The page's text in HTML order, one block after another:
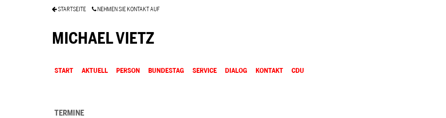
STARTSEITE NEHMEN SIE KONTAKT AUF
MICHAEL VIETZ
START AKTUELL PERSON BUNDESTAG SERVICE DIALOG KONTAKT CDU
TERMINE